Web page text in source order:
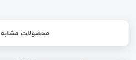
محصولات مشابه